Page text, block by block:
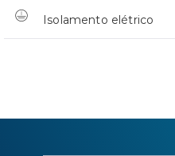
Isolamento elétrico